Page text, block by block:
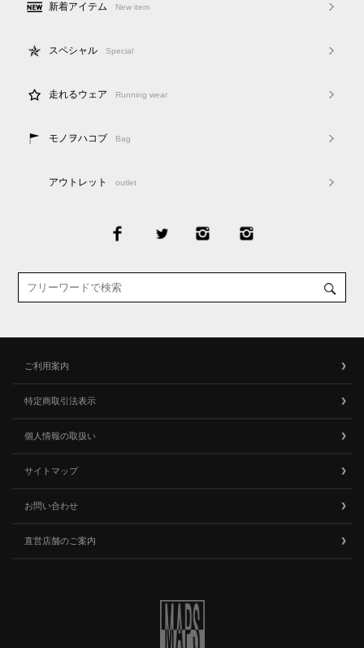
新着アイテム New item
スペシャル Special
走れるウェア Running wear
モノヲハコブ Bag
アウトレット outlet
ご利用案内
特定商取引法表示
個人情報の取扱い
サイトマップ
お問い合わせ
直営店舗のご案内